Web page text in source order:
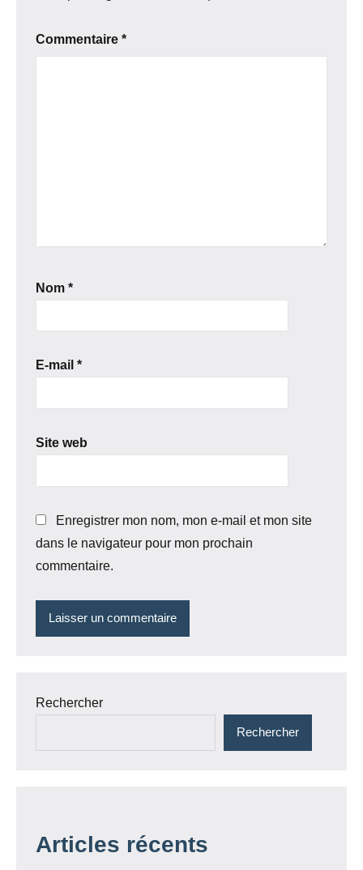
Commentaire *
Nom *
E-mail *
Site web
Enregistrer mon nom, mon e-mail et mon site
dans le navigateur pour mon prochain
commentaire.
Rechercher
Rechercher
Articles récents